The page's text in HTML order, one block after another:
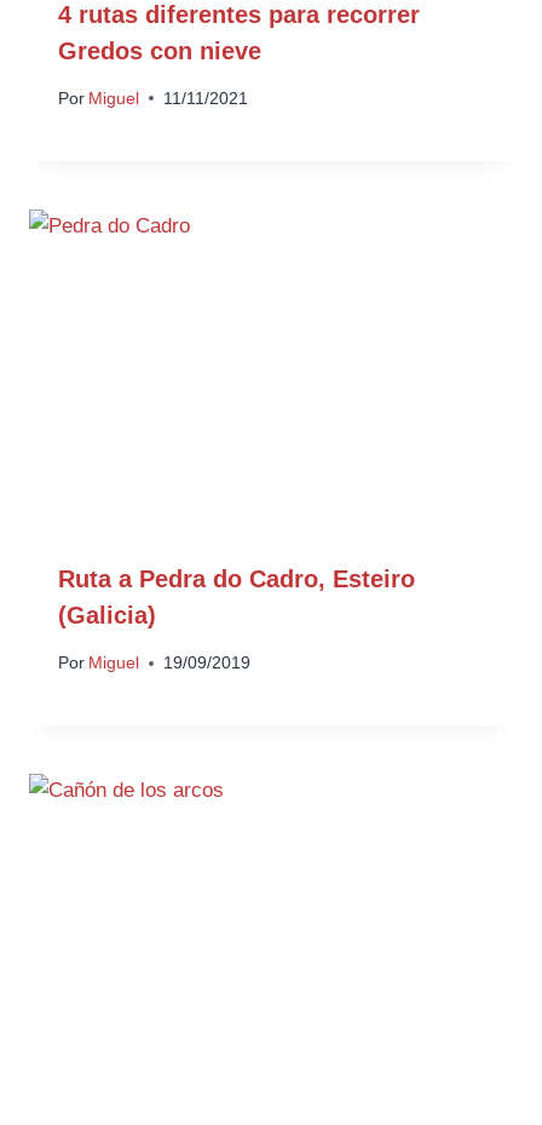
4 rutas diferentes para recorrer
Gredos con nieve
Por Miguel 11/11/2021
Ruta a Pedra do Cadro, Esteiro
(Galicia)
Por Miguel 19/09/2019